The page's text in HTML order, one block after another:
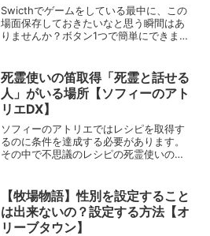
Swicthでゲームをしている最中に、この
場面保存しておきたいなと思う瞬間はあ
りませんか？ボタン1つで簡単にできま
たいと思います。スクリーンショットや
動画を保存を...
死霊使いの笛取得「死霊と話せる
人」がいる場所【ソフィーのアト
リエDX】
ソフィーのアトリエではレシピを取得す
るのに条件を達成する必要があります。
その中で不思議のレシピの死霊使いの笛
せる人」はどこにいるのでしょうか。そ
こで今回は、死霊使いの笛...
【牧場物語】性別を設定すること
は出来ないの？設定する方法【オ
リーブタウン】